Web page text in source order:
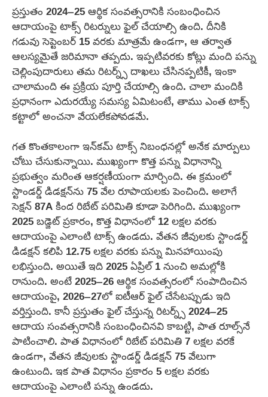
ప్రస్తుతం 2024–25 ఆర్థిక సంవత్సరానికి సంబంధించిన
ఆదాయంపై టాక్స్ రిటర్నులు ఫైల్ చేయాల్సి ఉంది. దీనికి
గడువు సెప్టెంబర్ 15 వరకు మాత్రమే ఉండగా, ఆ తర్వాత
ఆలస్యమైతే జరిమానా తప్పదు. ఇప్పటివరకు కోట్లు మంది పన్ను
చెల్లింపుదారులు తమ రిటర్న్స్ దాఖలు చేసినప్పటికీ, ఇంకా
చాలామంది ఈ ప్రక్రియ పూర్తి చేయాల్సి ఉంది. చాలా మందికి
ప్రధానంగా ఎదురయ్యే సమస్య ఏమిటంటే, తాము ఎంత టాక్స్
కట్టాలో అంచనా వేయలేకపోవడమే.
గత కొంతకాలంగా ఇన్‌కమ్ టాక్స్ నిబంధనల్లో అనేక మార్పులు
చోటు చేసుకున్నాయి. ముఖ్యంగా కొత్త పన్ను విధానాన్ని
ప్రభుత్వం మరింత ఆకర్షణీయంగా మార్చింది. ఈ క్రమంలో
స్టాండర్డ్ డిడక్షన్‌ను 75 వేల రూపాయలకు పెంచింది. అలాగే
సెక్షన్ 87A కింద రిబేట్ పరిమితి కూడా పెరిగింది. ముఖ్యంగా
2025 బడ్జెట్ ప్రకారం, కొత్త విధానంలో 12 లక్షల వరకు
ఆదాయంపై ఎలాంటి టాక్స్ ఉండదు. వేతన జీవులకు స్టాండర్డ్
డిడక్షన్ కలిపి 12.75 లక్షల వరకు పన్ను మినహాయింపు
లభిస్తుంది. అయితే ఇది 2025 ఏప్రిల్ 1 నుంచి అమల్లోకి
రానుంది. అంటే 2025–26 ఆర్థిక సంవత్సరంలో సంపాదించిన
ఆదాయంపై, 2026–27లో ఐటీఆర్ ఫైల్ చేసేటప్పుడు ఇది
వర్తిస్తుంది. కానీ ప్రస్తుతం ఫైల్ చేస్తున్న రిటర్న్స్ 2024–25
ఆదాయ సంవత్సరానికి సంబంధించినవి కాబట్టి, పాత రూల్స్‌నే
పాటించాలి. పాత విధానంలో రిబేట్ పరిమితి 7 లక్షల వరకే
ఉండగా, వేతన జీవులకు స్టాండర్డ్ డిడక్షన్ 75 వేలుగా
ఉంటుంది. ఇక పాత విధానం ప్రకారం 5 లక్షల వరకు
ఆదాయంపై ఎలాంటి పన్ను ఉండదు.